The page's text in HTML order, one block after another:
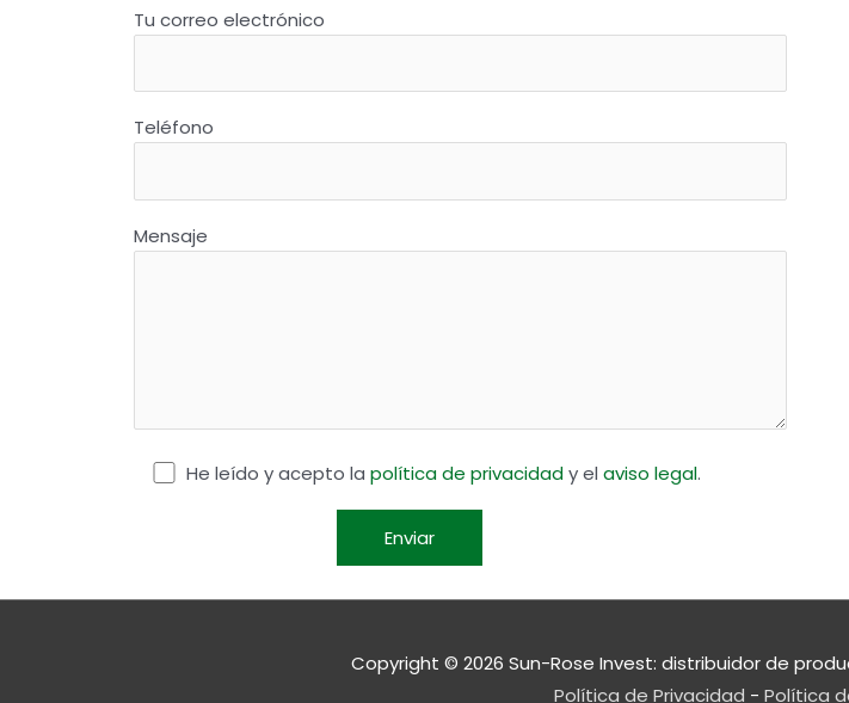
Tu correo electrónico
Teléfono
Mensaje
He leído y acepto la política de privacidady el aviso legal.
Copyright © 2026 Sun-Rose Invest: distribuidor de
Política de Privacidad - Política